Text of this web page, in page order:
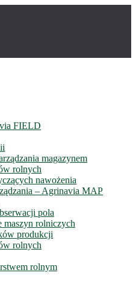
FIELD
magazynem
rolnych
nawożenia
– Agrinavia MAP
pola
maszyn rolniczych
produkcji
rolnych
rolnym